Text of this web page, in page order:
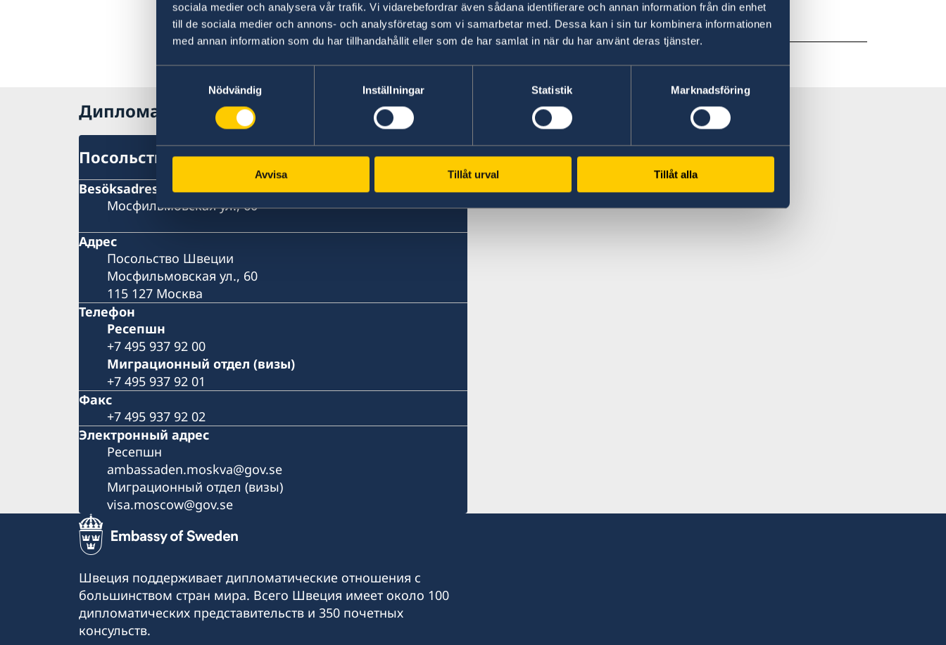
sociala medier och analysera vår trafik. Vi vidarebefordrar även sådana identifierare och annan information från din enhet
till de sociala medier och annons- och analysföretag som vi samarbetar med. Dessa kan i sin tur kombinera informationen
med annan information som du har tillhandahållit eller som de har samlat in när du har använt deras tjänster.
Nödvändig
Inställningar Statistik Marknadsföring
Avvisa Tillåt urval Tillåt alla
Подробнее о юбилейном годе можно прочитать на этом сайте:
2023 – юбилейный год в Швеции
Дипломатические предствительства Швеции
Посольство Швеции в Москве
Besöksadress
Мосфильмовская ул., 60
Адрес
Посольство Швеции
Мосфильмовская ул., 60
115 127 Москва
Телефон
Pесепшн
+7 495 937 92 00
Миграционный отдел (визы)
+7 495 937 92 01
Факс
+7 495 937 92 02
Электронный адрес
Pесепшн
ambassaden.moskva@gov.se
Миграционный отдел (визы)
visa.moscow@gov.se
Швеция поддерживает дипломатические отношения с
большинством стран мира. Всего Швеция имеет около 100
дипломатических представительств и 350 почетных
консульств.